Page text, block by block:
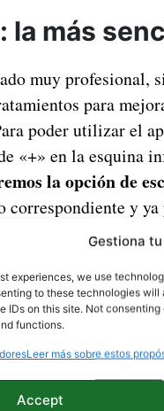
Gestiona
experiences, we use
to these technologies
IDs on this site. Not
functions.
Leer más sobre estos
Accept
la más
muy profesional,
para
poder utilizar el
«+» en la esquina
la opción de
correspondiente y